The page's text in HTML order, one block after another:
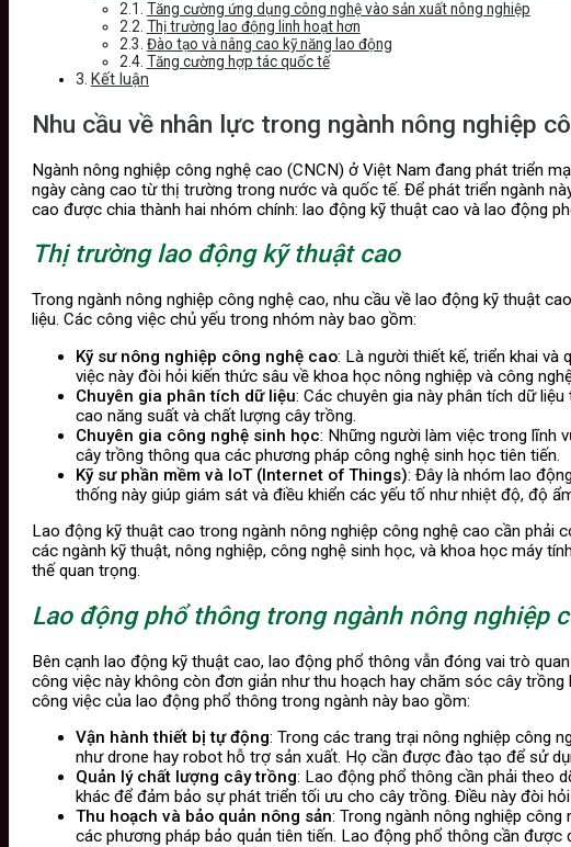
Tăng cường ứng dụng công nghệ vào sản xuất nông nghiệp
Thị trường lao động linh hoạt hơn
Đào tạo và nâng cao kỹ năng lao động
Tăng cường hợp tác quốc tế
Kết luận
Nhu cầu về nhân lực trong ngành nông nghiệp
Ngành nông nghiệp công nghệ cao (CNCN) ở Việt Nam đang phát triển
ngày càng cao từ thị trường trong nước và quốc tế. Để phát triển ngành
cao được chia thành hai nhóm chính: lao động kỹ thuật cao và lao động
Thị trường lao động kỹ thuật cao
Trong ngành nông nghiệp công nghệ cao, nhu cầu về lao động kỹ thuật
liệu. Các công việc chủ yếu trong nhóm này bao gồm:
Kỹ sư nông nghiệp công nghệ cao: Là người thiết kế, triển khai và
việc này đòi hỏi kiến thức sâu về khoa học nông nghiệp và công
Chuyên gia phân tích dữ liệu: Các chuyên gia này phân tích dữ
cao năng suất và chất lượng cây trồng.
Chuyên gia công nghệ sinh học: Những người làm việc trong lĩnh
cây trồng thông qua các phương pháp công nghệ sinh học tiên tiến.
Kỹ sư phần mềm và IoT (Internet of Things): Đây là nhóm lao
thống này giúp giám sát và điều khiển các yếu tố như nhiệt độ, độ
Lao động kỹ thuật cao trong ngành nông nghiệp công nghệ cao cần
các ngành kỹ thuật, nông nghiệp, công nghệ sinh học, và khoa học máy
thế quan trọng.
Lao động phổ thông trong ngành nông nghiệp
Bên cạnh lao động kỹ thuật cao, lao động phổ thông vẫn đóng vai trò
công việc này không còn đơn giản như thu hoạch hay chăm sóc cây
công việc của lao động phổ thông trong ngành này bao gồm:
Vận hành thiết bị tự động: Trong các trang trại nông nghiệp công
như drone hay robot hỗ trợ sản xuất. Họ cần được đào tạo để sử
Quản lý chất lượng cây trồng: Lao động phổ thông cần phải theo
khác để đảm bảo sự phát triển tối ưu cho cây trồng. Điều này đòi
Thu hoạch và bảo quản nông sản: Trong ngành nông nghiệp
các phương pháp bảo quản tiên tiến. Lao động phổ thông cần